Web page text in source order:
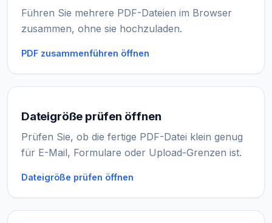
Führen Sie mehrere PDF-Dateien im Browser
zusammen, ohne sie hochzuladen.
PDF zusammenführen öffnen
Dateigröße prüfen öffnen
Prüfen Sie, ob die fertige PDF-Datei klein genug
für E-Mail, Formulare oder Upload-Grenzen ist.
Dateigröße prüfen öffnen